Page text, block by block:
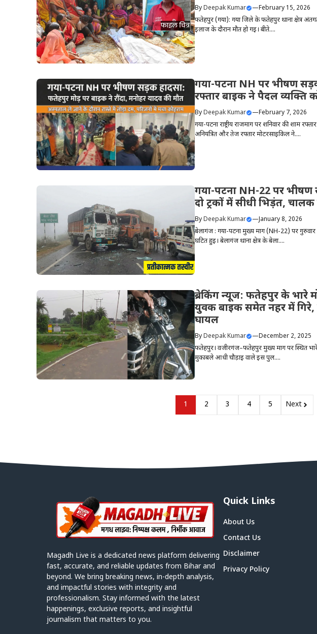
ByDeepak Kumar —February 15, 2026
फतेहपुर (गया): गया जिले के फतेहपुर थाना क्षेत्र
इलाज के दौरान मौत हो गई। बीते....
गया-पटना NH पर भीषण
रफ्तार बाइक ने पैदल व्यक्ति
ByDeepak Kumar —February 7, 2026
गया-पटना राष्ट्रीय राजमार्ग पर शनिवार की शाम
अनियंत्रित और तेज रफ्तार मोटरसाइकिल ने....
गया-पटना NH-22 पर
दो ट्रकों में सीधी भिड़ंत,
ByDeepak Kumar — January 8, 2026
बेलागंज : गया-पटना मुख्य मार्ग (NH-22) पर
घटित हुई। बेलागंज थाना क्षेत्र के बेला....
ब्रेकिंग न्यूज: फतेहपुर के भारे
युवक बाइक समेत नहर में
घायल
ByDeepak Kumar —December 2, 2025
फतेहपुर। वजीरगंज–फतेहपुर मुख्य मार्ग पर स्थित
मुकाबले आधी चौड़ाई वाले इस पुल....
1 2 3 4 5 Next
Magadh Live is a dedicated news platform delivering
fast, accurate, and reliable updates from Bihar and
beyond. We bring breaking news, in-depth analysis,
and impactful stories with integrity and
professionalism. Stay informed with the latest
happenings, exclusive reports, and insightful
journalism that matters to you.
Quick Links
About Us
Contact Us
Disclaimer
Privacy Policy